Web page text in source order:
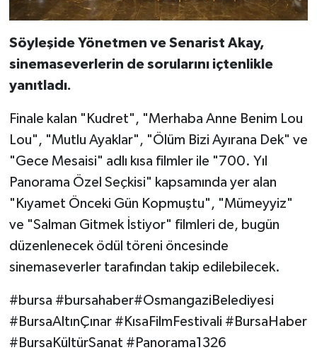
Söyleşide Yönetmen ve Senarist Akay,
sinemaseverlerin de sorularını içtenlikle
yanıtladı.
Finale kalan "Kudret", "Merhaba Anne Benim Lou
Lou", "Mutlu Ayaklar", "Ölüm Bizi Ayırana Dek" ve
"Gece Mesaisi" adlı kısa filmler ile "700. Yıl
Panorama Özel Seçkisi" kapsamında yer alan
"Kıyamet Önceki Gün Kopmuştu", "Mümeyyiz"
ve "Salman Gitmek İstiyor" filmleri de, bugün
düzenlenecek ödül töreni öncesinde
sinemaseverler tarafından takip edilebilecek.
#bursa #bursahaber#OsmangaziBelediyesi
#BursaAltınÇınar #KısaFilmFestivali #BursaHaber
#BursaKültürSanat #Panorama1326